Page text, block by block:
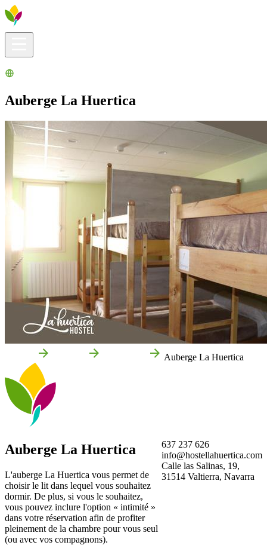
Auberge La Huertica
Auberge La Huertica
Auberge La Huertica
L'auberge La Huertica vous permet de
choisir le lit dans lequel vous souhaitez
dormir. De plus, si vous le souhaitez,
vous pouvez inclure l'option « intimité »
dans votre réservation afin de profiter
pleinement de la chambre pour vous seul
(ou avec vos compagnons).
637 237 626
info@hostellahuertica.com
Calle las Salinas, 19,
31514 Valtierra, Navarra